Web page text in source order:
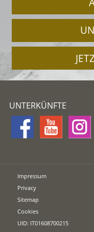
UNTERKÜNFTE
Impressum
Privacy
Sitemap
Cookies
UID: IT01608700215